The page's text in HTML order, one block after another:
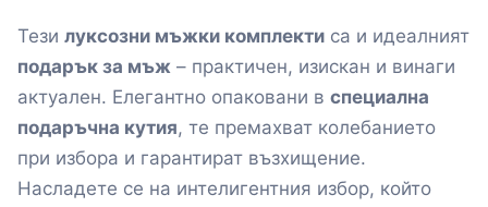
Тези луксозни мъжки комплекти са и идеалният
подарък за мъж – практичен, изискан и винаги
актуален. Елегантно опаковани в специална
подаръчна кутия, те премахват колебанието
при избора и гарантират възхищение.
Насладете се на интелигентния избор, който